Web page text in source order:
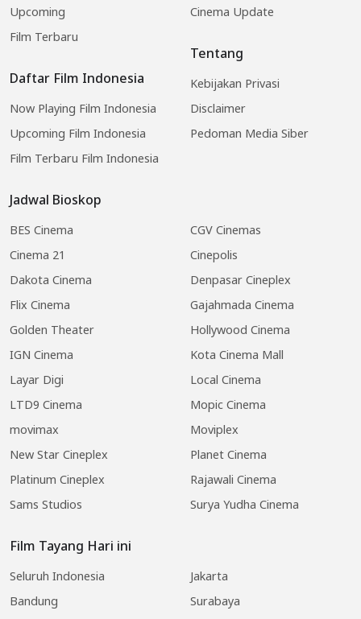
Upcoming
Film Terbaru
Daftar Film Indonesia
Now Playing Film Indonesia
Upcoming Film Indonesia
Film Terbaru Film Indonesia
Jadwal Bioskop
BES Cinema
CGV Cinemas
Cinema 21
Cinepolis
Dakota Cinema
Denpasar Cineplex
Flix Cinema
Gajahmada Cinema
Golden Theater
Hollywood Cinema
IGN Cinema
Kota Cinema Mall
Layar Digi
Local Cinema
LTD9 Cinema
Mopic Cinema
movimax
Moviplex
New Star Cineplex
Planet Cinema
Platinum Cineplex
Rajawali Cinema
Sams Studios
Surya Yudha Cinema
Film Tayang Hari ini
Seluruh Indonesia
Jakarta
Bandung
Surabaya
Cinema Update
Tentang
Kebijakan Privasi
Disclaimer
Pedoman Media Siber